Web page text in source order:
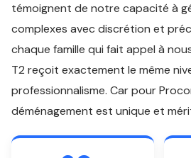
témoignent de notre capacité à
complexes avec discrétion et
chaque famille qui fait appel à
T2 reçoit exactement le même
professionnalisme. Car pour
déménagement est unique et